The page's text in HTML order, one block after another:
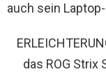
auch sein
das ROG Strix